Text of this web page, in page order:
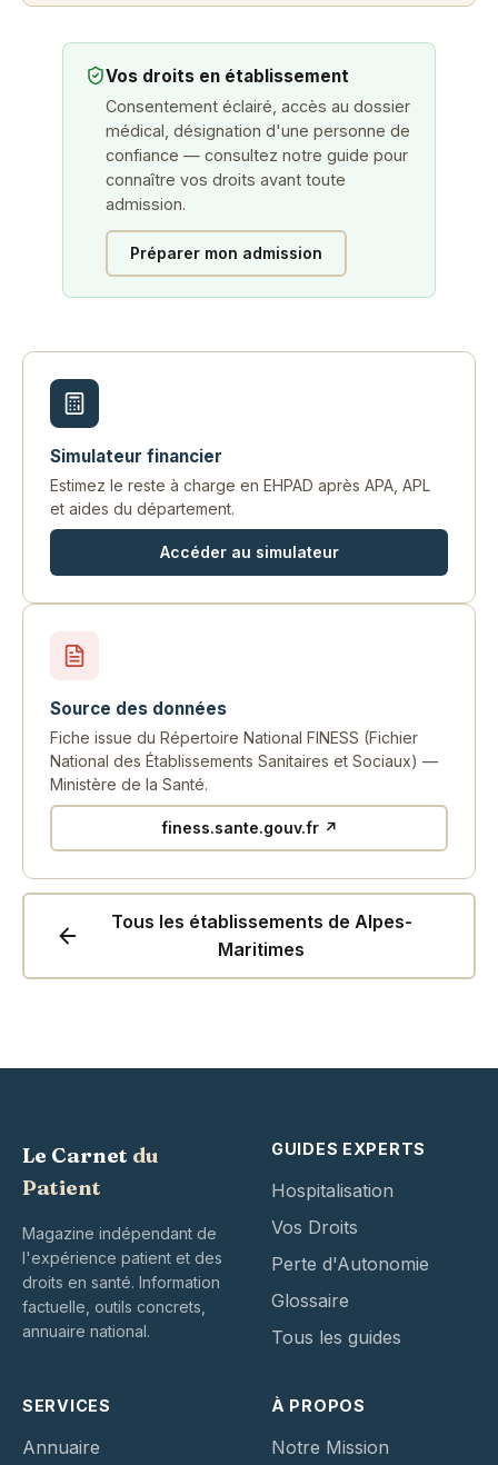
Vos droits en établissement
Consentement éclairé, accès au dossier
médical, désignation d'une personne de
confiance — consultez notre guide pour
connaître vos droits avant toute
admission.
Préparer mon admission
Simulateur financier
Estimez le reste à charge en EHPAD après APA, APL
et aides du département.
Accéder au simulateur
Source des données
Fiche issue du Répertoire National FINESS (Fichier
National des Établissements Sanitaires et Sociaux) —
Ministère de la Santé.
finess.sante.gouv.fr ↗
Tous les établissements de Alpes-
Maritimes
Le Carnet du
Patient
Magazine indépendant de
l'expérience patient et des
droits en santé. Information
factuelle, outils concrets,
annuaire national.
GUIDES EXPERTS
Hospitalisation
Vos Droits
Perte d'Autonomie
Glossaire
Tous les guides
SERVICES
Annuaire
À PROPOS
Notre Mission